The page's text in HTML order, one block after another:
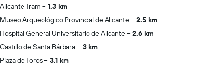
Alicante Tram
1.3 km
Museo Arqueológico Provincial de Alicante
2.5 km
Hospital General Universitario de Alicante
2.6 km
Castillo de Santa Bárbara
3 km
Plaza de Toros
3.1 km